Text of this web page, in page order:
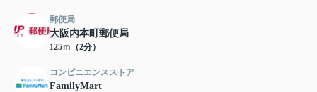
郵便局
大阪内本町郵便局
125ｍ（2分）
コンビニエンスストア
FamilyMart